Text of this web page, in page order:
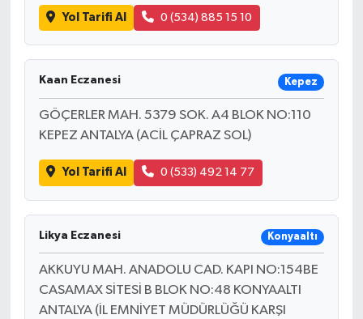
Yol Tarifi Al 0 (534) 885 15 10
Kaan Eczanesi Kepez
GÖÇERLER MAH. 5379 SOK. A4 BLOK NO:110
KEPEZ ANTALYA (ACİL ÇAPRAZ SOL)
Yol Tarifi Al 0 (533) 492 14 77
Likya Eczanesi Konyaaltı
AKKUYU MAH. ANADOLU CAD. KAPI NO:154BE
CASAMAX SİTESİ B BLOK NO:48 KONYAALTI
ANTALYA (İL EMNİYET MÜDÜRLÜĞÜ KARŞI